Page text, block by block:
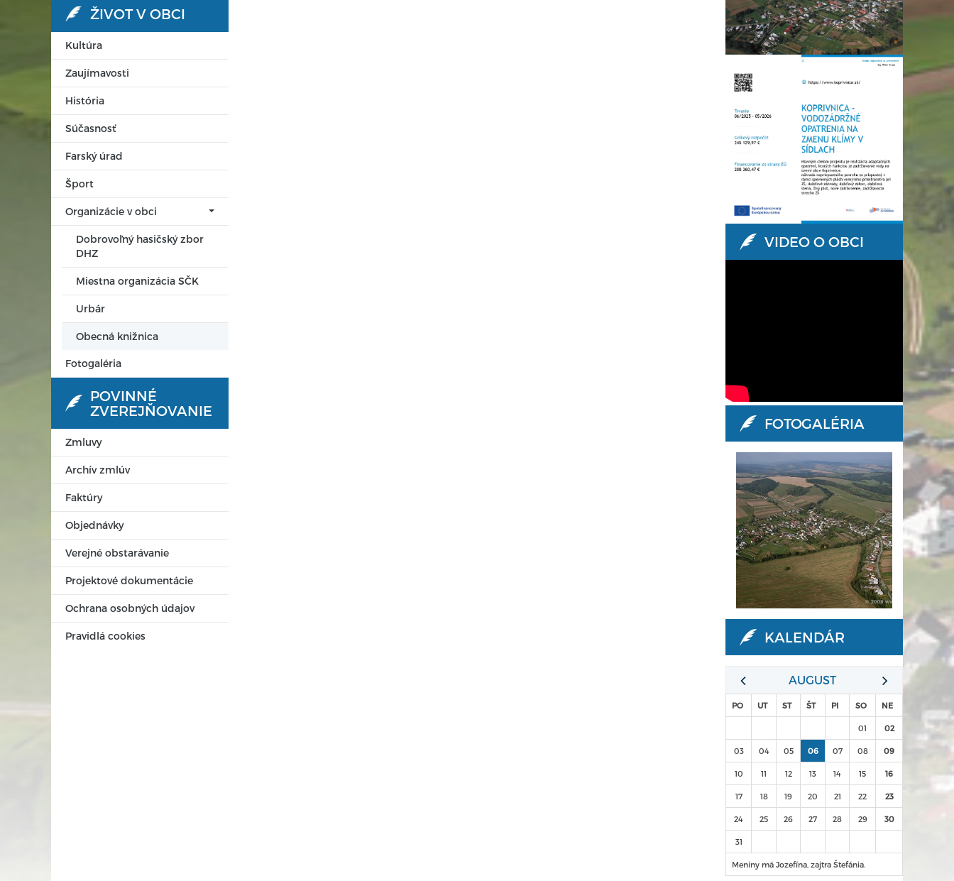
ŽIVOT V OBCI
Kultúra
Zaujímavosti
História
Súčasnosť
Farský úrad
Šport
Organizácie v obci
Dobrovoľný hasičský zbor
DHZ
Miestna organizácia SČK
Urbár
Obecná knižnica
Fotogaléria
POVINNÉ
ZVEREJŇOVANIE
Zmluvy
Archív zmlúv
Faktúry
Objednávky
Verejné obstarávanie
Projektové dokumentácie
Ochrana osobných údajov
Pravidlá cookies
VIDEO O OBCI
FOTOGALÉRIA
KALENDÁR
AUGUST
PO UT ST ŠT PI SO NE
01 02
03 04 05 06 07 08 09
10 11 12 13 14 15 16
17 18 19 20 21 22 23
24 25 26 27 28 29 30
31
Meniny má Jozefína, zajtra Štefánia.